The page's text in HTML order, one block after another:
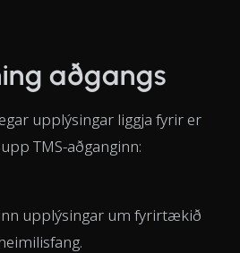
aðgangs
upplýsingar liggja fyrir er
TMS-aðganginn:
upplýsingar um fyrirtækið